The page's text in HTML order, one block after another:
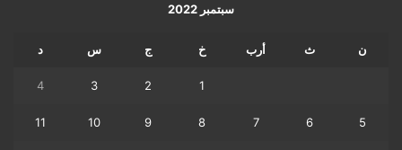
سبتمبر 2022
ن ث أرب خ ج س د
1
2
3
4
5
6
7
8
9
10
11